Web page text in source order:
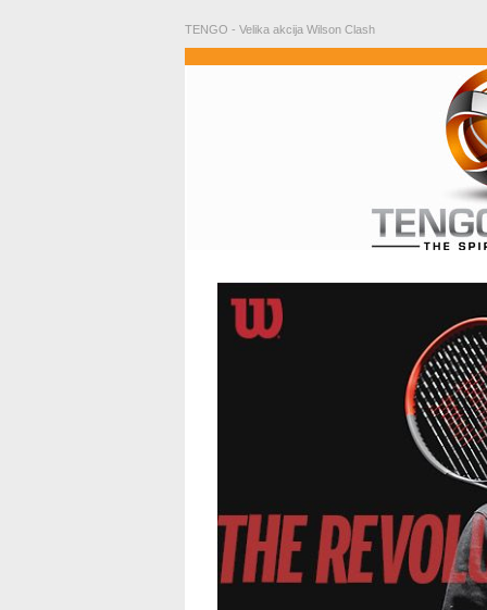
TENGO - Velika akcija Wilson Clash